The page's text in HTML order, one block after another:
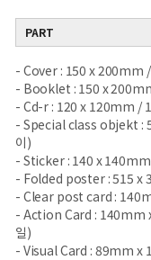
PART
- Cover : 150 x 200mm /
- Booklet : 150 x
- Cd-r : 120 x 120mm /
- Special class objekt :
이)
- Sticker : 140 x 140mm
- Folded poster : 515 x
- Clear post card :
- Action Card : 140mm
일)
- Visual Card : 89mm x